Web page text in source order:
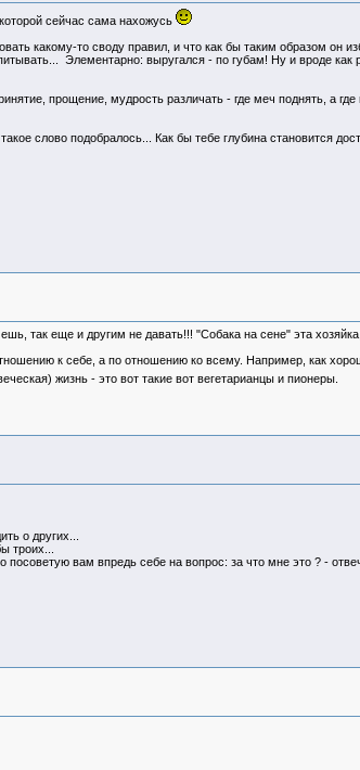
сейчас сама нахожусь
какому-то своду правил, и что как бы таким образом он
Элементарно: выругался - по губам! Ну и вроде
прощение, мудрость различать - где меч поднять, а
слово подобралось... Как бы тебе глубина становится
так еще и другим не давать!!! "Собака на сене" эта
к себе, а по отношению ко всему. Например, как
жизнь - это вот такие вот вегетарианцы и пионеры.
о других...
троих...
вам впредь себе на вопрос: за что мне это ? -